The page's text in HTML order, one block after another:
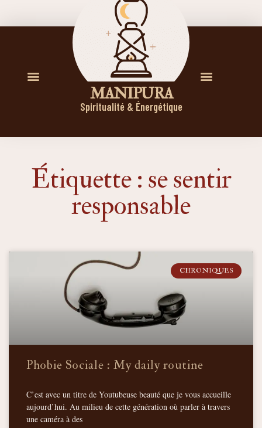
M A N I P U R A
Spiritualité & Énergétique
Étiquette : se sentir
responsable
CHRONIQUES
Phobie Sociale : My daily routine
C’est avec un titre de Youtubeuse beauté que je vous accueille
aujourd’hui. Au milieu de cette génération où parler à travers
une caméra à des